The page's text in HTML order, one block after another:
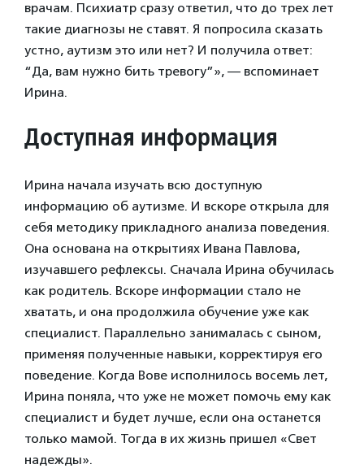
врачам. Психиатр сразу ответил, что до трех лет
такие диагнозы не ставят. Я попросила сказать
устно, аутизм это или нет? И получила ответ:
“Да, вам нужно бить тревогу”», — вспоминает
Ирина.
Доступная информация
Ирина начала изучать всю доступную
информацию об аутизме. И вскоре открыла для
себя методику прикладного анализа поведения.
Она основана на открытиях Ивана Павлова,
изучавшего рефлексы. Сначала Ирина обучилась
как родитель. Вскоре информации стало не
хватать, и она продолжила обучение уже как
специалист. Параллельно занималась с сыном,
применяя полученные навыки, корректируя его
поведение. Когда Вове исполнилось восемь лет,
Ирина поняла, что уже не может помочь ему как
специалист и будет лучше, если она останется
только мамой. Тогда в их жизнь пришел «Свет
надежды».